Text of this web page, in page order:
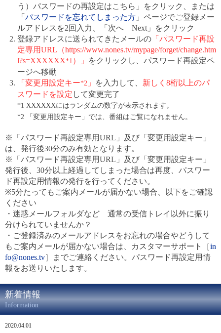
う）パスワードの再設定はこちら」をクリック、または
「 パスワードを忘れてしまった方 」ページでご登録メー
ルアドレスを2回入力、「次へ Next」をクリック
登録アドレスに送られてきたメールの 「パスワード再設
定専用URL（https://www.nones.tv/mypage/forget/change.htm
l?s=XXXXXX*1 ）」
をクリックし、パスワード再設定ペ
ージへ移動
「変更用設定キー*2 」 を入力して、 新しく8桁以上のパ
スワードを設定 して変更完了
*1 XXXXXXにはランダムの数字が表示されます。
*2 「変更用設定キー」では、番組はご覧になれません。
※「パスワード再設定専用URL」及び「変更用設定キー」
は、発行後30分のみ有効となります。
※「パスワード再設定専用URL」及び「変更用設定キー」
発行後、30分以上経過してしまった場合は再度、パスワー
ド再設定用情報の発行を行ってください。
※5分たってもご案内メールが届かない場合、以下をご確認
ください
・迷惑メールフォルダなど 通常の受信トレイ以外に振り
分けられていませんか？
・ご登録済みのメールアドレスをお忘れの場合やどうして
もご案内メールが届かない場合は、カスタマーサポート［in
fo@nones.tv］までご連絡ください。パスワード再設定用情
報をお送りいたします。
新着情報
Information
2020.04.01